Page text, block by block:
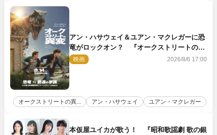
アン・ハサウェイ＆ユアン・マクレガーに恐
竜がロックオン？ 『オークストリートの異
変』新ビジュアル＆本編映像初解禁
映画 2026/8/6 17:00
オークストリートの異... アン・ハサウェイ ユアン・マクレガー
本仮屋ユイカが歌う！ 『昭和歌謡劇 歌の銀